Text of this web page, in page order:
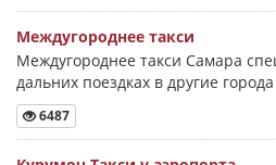
Междугороднее такси
Междугороднее такси Самара
дальних поездках в другие
6487